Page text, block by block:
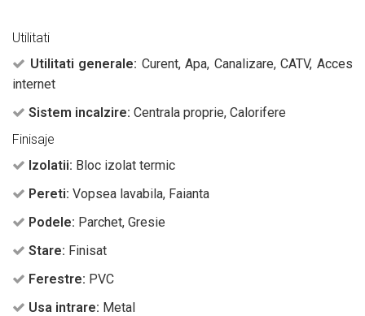
Utilitati
Utilitati generale: Curent, Apa, Canalizare, CATV, Acces
internet
Sistem incalzire: Centrala proprie, Calorifere
Finisaje
Izolatii: Bloc izolat termic
Pereti: Vopsea lavabila, Faianta
Podele: Parchet, Gresie
Stare: Finisat
Ferestre: PVC
Usa intrare: Metal